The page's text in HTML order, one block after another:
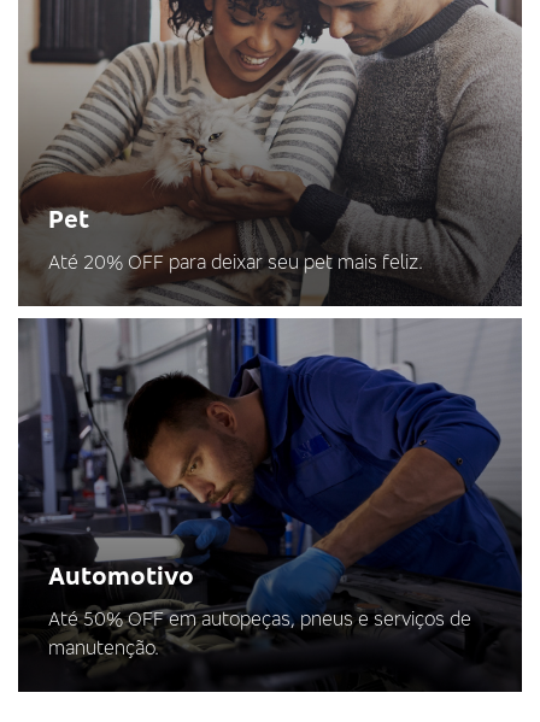
Pet
Até 20% OFF para deixar seu pet mais feliz.
Automotivo
Até 50% OFF em autopeças, pneus e serviços de
manutenção.